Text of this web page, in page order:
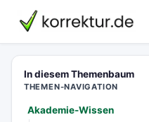
korrektur.de
In diesem Themenbaum
THEMEN-NAVIGATION
Akademie-Wissen